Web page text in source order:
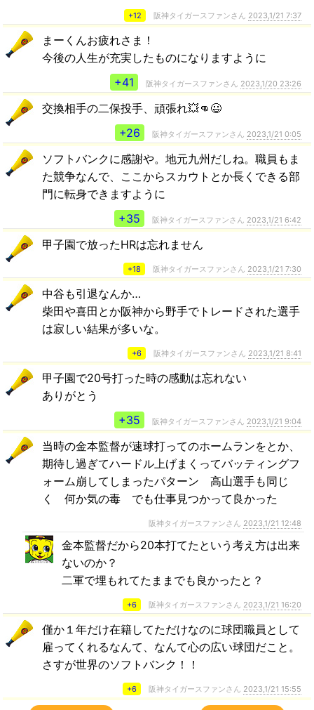
+12 阪神タイガースファンさん 2023,1/21 7:37
まーくんお疲れさま！
今後の人生が充実したものになりますように
+41
阪神タイガースファンさん 2023,1/20 23:26
交換相手の二保投手、頑張れ💥👊😃
+26
阪神タイガースファンさん 2023,1/21 0:05
ソフトバンクに感謝や。地元九州だしね。職員もま
た競争なんで、ここからスカウトとか長くできる部
門に転身できますように
+35
阪神タイガースファンさん 2023,1/21 6:42
甲子園で放ったHRは忘れません
+18 阪神タイガースファンさん 2023,1/21 7:30
中谷も引退なんか…
柴田や喜田とか阪神から野手でトレードされた選手
は寂しい結果が多いな。
+6 阪神タイガースファンさん 2023,1/21 8:41
甲子園で20号打った時の感動は忘れない
ありがとう
+35
阪神タイガースファンさん 2023,1/21 9:04
当時の金本監督が速球打ってのホームランをとか、
期待し過ぎてハードル上げまくってバッティングフ
ォーム崩してしまったパターン 高山選手も同じ
く 何か気の毒 でも仕事見つかって良かった
阪神タイガースファンさん 2023,1/21 12:48
金本監督だから20本打てたという考え方は出来
ないのか？
二軍で埋もれてたままでも良かったと？
+6 阪神タイガースファンさん 2023,1/21 16:20
僅か１年だけ在籍してただけなのに球団職員として
雇ってくれるなんて、なんて心の広い球団だこと。
さすが世界のソフトバンク！！
+6 阪神タイガースファンさん 2023,1/21 15:55